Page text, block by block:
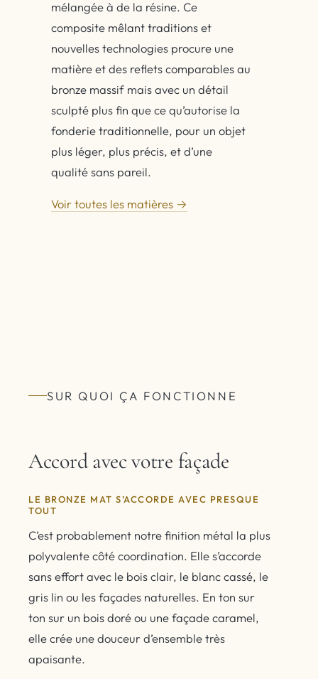
mélangée à de la résine. Ce
composite mêlant traditions et
nouvelles technologies procure une
matière et des reflets comparables au
bronze massif mais avec un détail
sculpté plus fin que ce qu’autorise la
fonderie traditionnelle, pour un objet
plus léger, plus précis, et d’une
qualité sans pareil.
Voir toutes les matières →
SUR QUOI ÇA FONCTIONNE
Accord avec votre façade
LE BRONZE MAT S’ACCORDE AVEC PRESQUE
TOUT
C’est probablement notre finition métal la plus
polyvalente côté coordination. Elle s’accorde
sans effort avec le bois clair, le blanc cassé, le
gris lin ou les façades naturelles. En ton sur
ton sur un bois doré ou une façade caramel,
elle crée une douceur d’ensemble très
apaisante.